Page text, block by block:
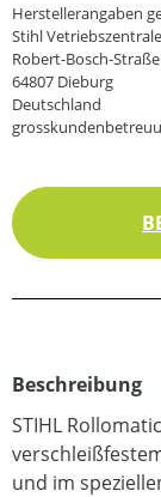
Herstellerangaben
Stihl
Robert-Bosch-
64807 Dieburg
Deutschland
Beschreibung
STIHL
und im